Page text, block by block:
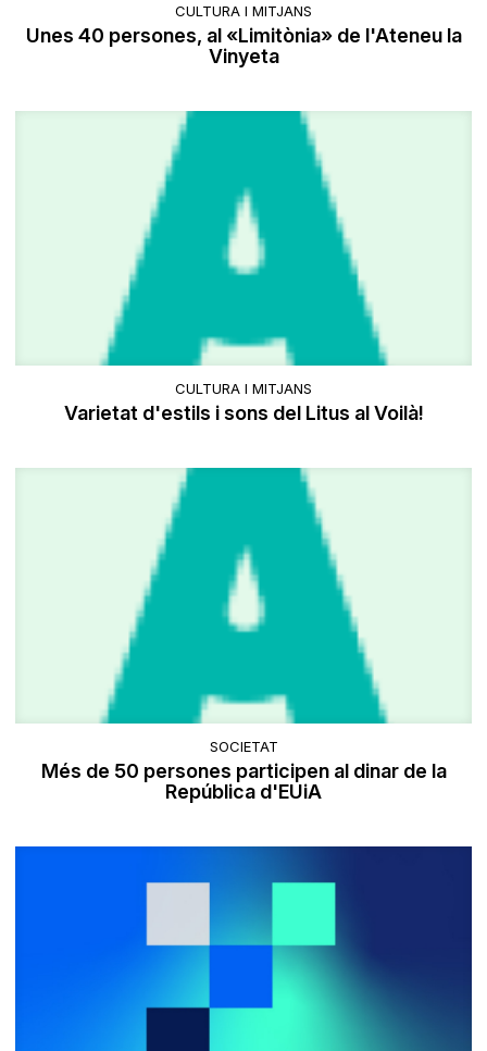
CULTURA I MITJANS
Unes 40 persones, al «Limitònia» de l'Ateneu la
Vinyeta
CULTURA I MITJANS
Varietat d'estils i sons del Litus al Voilà!
SOCIETAT
Més de 50 persones participen al dinar de la
República d'EUiA